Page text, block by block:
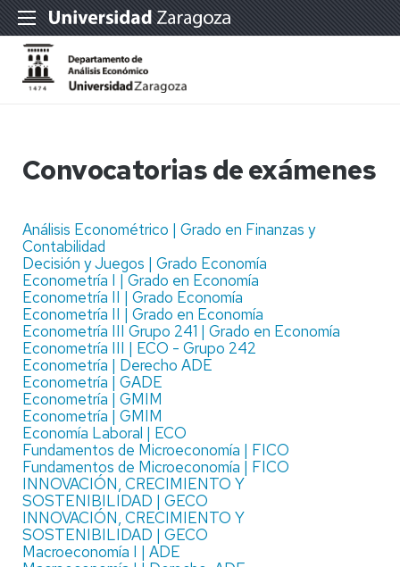
Convocatorias de exámenes
Análisis Econométrico | Grado en Finanzas y
Contabilidad
Decisión y Juegos | Grado Economía
Econometría I | Grado en Economía
Econometría II | Grado Economía
Econometría II | Grado en Economía
Econometría III Grupo 241 | Grado en Economía
Econometría III | ECO - Grupo 242
Econometría | Derecho ADE
Econometría | GADE
Econometría | GMIM
Econometría | GMIM
Economía Laboral | ECO
Fundamentos de Microeconomía | FICO
Fundamentos de Microeconomía | FICO
INNOVACIÓN, CRECIMIENTO Y
SOSTENIBILIDAD | GECO
INNOVACIÓN, CRECIMIENTO Y
SOSTENIBILIDAD | GECO
Macroeconomía I | ADE